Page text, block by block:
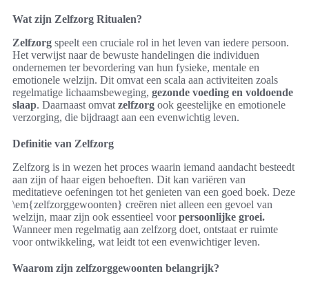
Wat zijn Zelfzorg Ritualen?
Zelfzorg speelt een cruciale rol in het leven van iedere persoon.
Het verwijst naar de bewuste handelingen die individuen
ondernemen ter bevordering van hun fysieke, mentale en
emotionele welzijn. Dit omvat een scala aan activiteiten zoals
regelmatige lichaamsbeweging, gezonde voeding en voldoende
slaap. Daarnaast omvat zelfzorg ook geestelijke en emotionele
verzorging, die bijdraagt aan een evenwichtig leven.
Definitie van Zelfzorg
Zelfzorg is in wezen het proces waarin iemand aandacht besteedt
aan zijn of haar eigen behoeften. Dit kan variëren van
meditatieve oefeningen tot het genieten van een goed boek. Deze
\em{zelfzorggewoonten} creëren niet alleen een gevoel van
welzijn, maar zijn ook essentieel voorpersoonlijke groei.
Wanneer men regelmatig aan zelfzorg doet, ontstaat er ruimte
voor ontwikkeling, wat leidt tot een evenwichtiger leven.
Waarom zijn zelfzorggewoonten belangrijk?